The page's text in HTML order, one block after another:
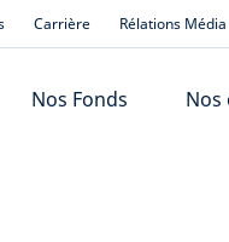
Carrière Rélations Média
Nos Fonds Nos